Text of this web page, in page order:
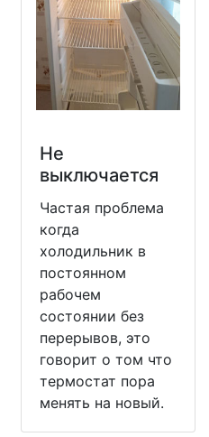
Не
выключается
Частая проблема
когда
холодильник в
постоянном
рабочем
состоянии без
перерывов, это
говорит о том что
термостат пора
менять на новый.